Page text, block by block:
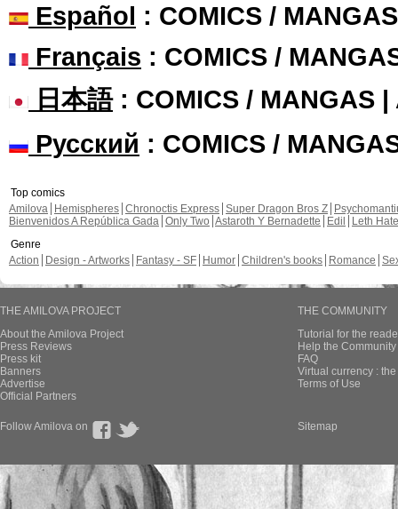
Español : COMICS /
Français : COMICS /
日本語: COMICS / MANGAS |
Русский : COMICS /
Top comics
Amilova
Hemispheres Chronoctis Express Super Dragon Bros Z
Bienvenidos A República Gada Only Two Astaroth Y Bernadette Edil
Leth Hate
Genre
Action
Design - Artworks Fantasy - SF Humor Children's books Romance
THE AMILOVA PROJECT
About the Amilova Project
Press Reviews
Press kit
Banners
Advertise
Official Partners
THE COMMUNITY
Tutorial for the
Help the
FAQ
Virtual currency :
Terms of Use
Follow Amilova on Sitemap